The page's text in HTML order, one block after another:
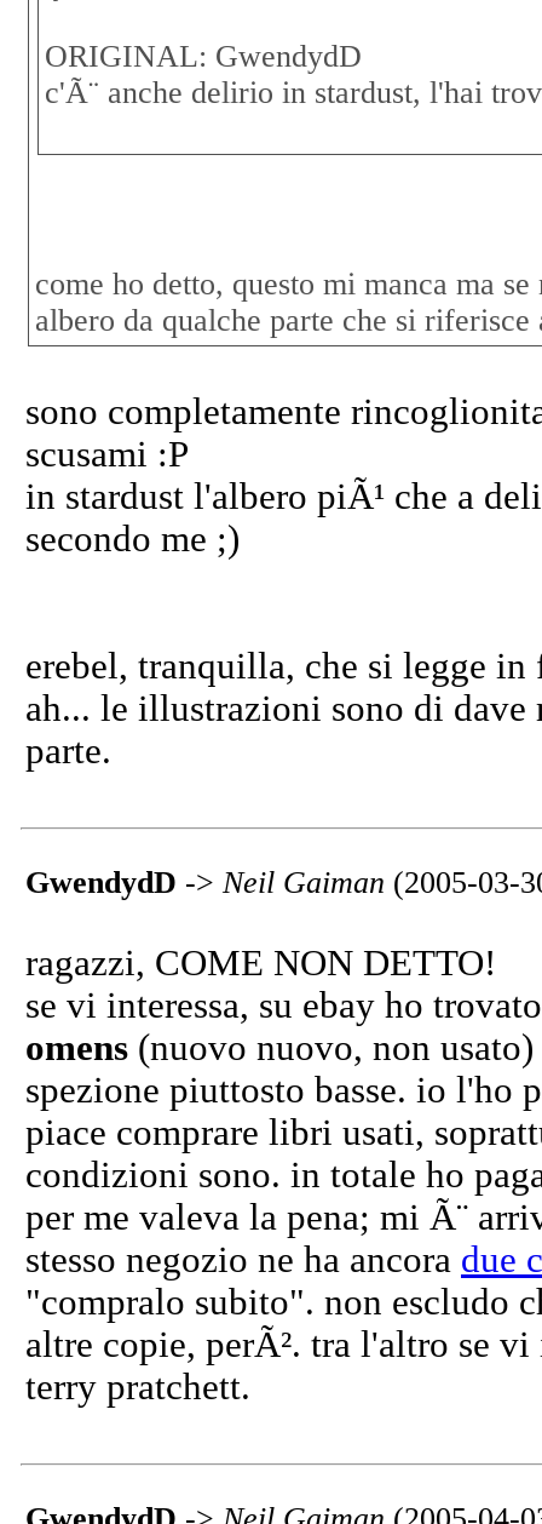
ORIGINAL: GwendydD
c'Ã¨ anche delirio in stardust, l'hai
come ho detto, questo mi manca ma
albero da qualche parte che si riferisce
sono completamente
scusami :P
in stardust l'albero piÃ¹ che a
secondo me ;)
erebel, tranquilla, che si legge
ah... le illustrazioni sono di dave
parte.
GwendydD -> Neil Gaiman (2005-03-
ragazzi, COME NON DETTO!
se vi interessa, su ebay ho
omens (nuovo nuovo, non
spezione piuttosto basse. io l'ho
piace comprare libri usati,
condizioni sono. in totale ho
per me valeva la pena; mi Ã¨
stesso negozio ne ha ancora due
"compralo subito". non escludo
altre copie, perÃ². tra l'altro se
terry pratchett.